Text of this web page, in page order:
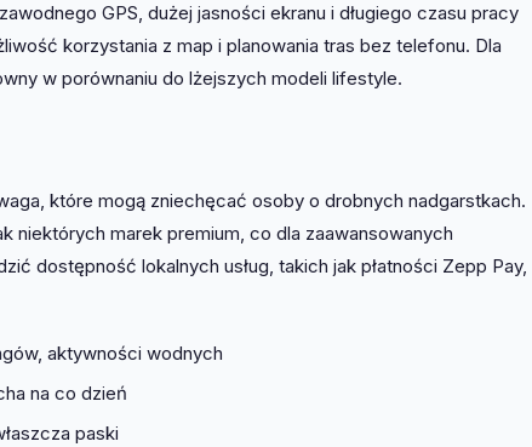
GPS, dużej jasności ekranu i długiego czasu pracy
korzystania z map i planowania tras bez telefonu. Dla
w porównaniu do lżejszych modeli lifestyle.
które mogą zniechęcać osoby o drobnych nadgarstkach.
niektórych marek premium, co dla zaawansowanych
dostępność lokalnych usług, takich jak płatności Zepp Pay,
aktywności wodnych
na co dzień
paski